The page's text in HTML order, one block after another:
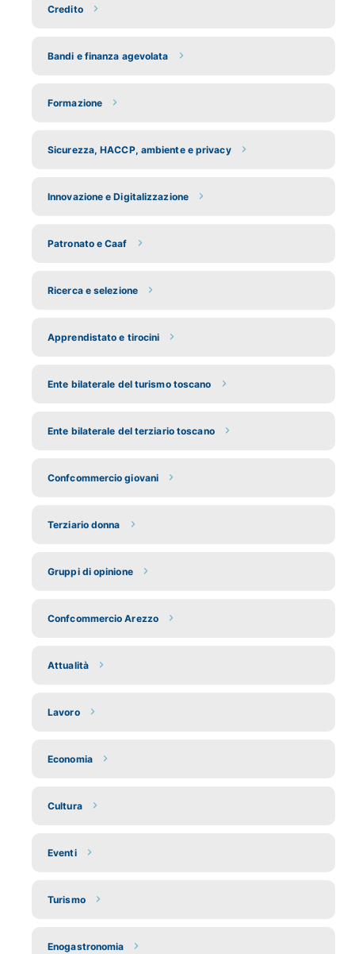
Credito
Bandi e finanza agevolata
Formazione
Sicurezza, HACCP, ambiente e privacy
Innovazione e Digitalizzazione
Patronato e Caaf
Ricerca e selezione
Apprendistato e tirocini
Ente bilaterale del turismo toscano
Ente bilaterale del terziario toscano
Confcommercio giovani
Terziario donna
Gruppi di opinione
Confcommercio Arezzo
Attualità
Lavoro
Economia
Cultura
Eventi
Turismo
Enogastronomia